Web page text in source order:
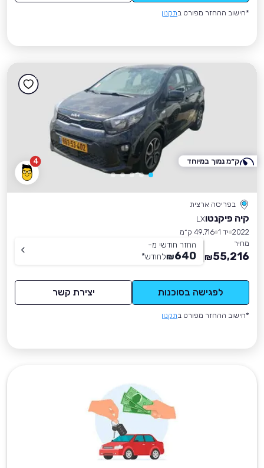
*חישוב ההחזר מפורט בתקנון
4
בפריסה ארצית
קיה פיקנטוLX
2022 יד 1
49,716 ק״מ
מחיר
55,216
₪
החזר חודשי מ-
640
₪לחודש*
לפגישה בסוכנות יצירת קשר
*חישוב ההחזר מפורט בתקנון
ק״מ נמוך במיוחד